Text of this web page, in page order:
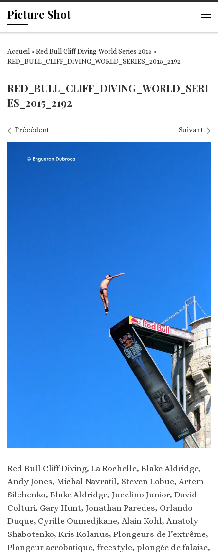
Passer au contenu
Picture Shot
Accueil» Red Bull Cliff Diving World Series 2015 »
RED_BULL_CLIFF_DIVING_WORLD_SERIES_2015_2192
RED_BULL_CLIFF_DIVING_WORLD_SERI
ES_2015_2192
Navigation des images
Précédent Suivant
Red Bull Cliff Diving, La Rochelle, Blake Aldridge,
Andy Jones, Michal Navratil, Steven Lobue, Artem
Silchenko, Blake Aldridge, Jucelino Junior, David
Colturi, Gary Hunt, Jonathan Paredes, Orlando
Duque, Cyrille Oumedjkane, Alain Kohl, Anatoly
Shabotenko, Kris Kolanus, Plongeurs de l’extrême,
Plongeur acrobatique, freestyle, plongée de falaise,